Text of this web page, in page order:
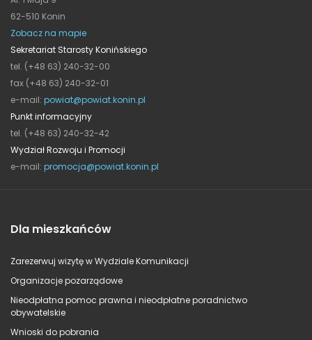
62-510 Konin
Zobacz na mapie
Sekretariat Starosty Konińskiego
tel. (+48 63) 240-32-00
fax (+48 63) 240-32-01
e-mail: powiat@powiat.konin.pl
Punkt informacyjny
tel. (+48 63) 240-32-42
Wydział Rozwoju i Promocji
e-mail: promocja@powiat.konin.pl
Dla mieszkańców
Zarezerwuj wizytę w Wydziale Komunikacji
Organizacje pozarządowe
Nieodpłatna pomoc prawna i nieodpłatne poradnictwo
obywatelskie
Wnioski do pobrania